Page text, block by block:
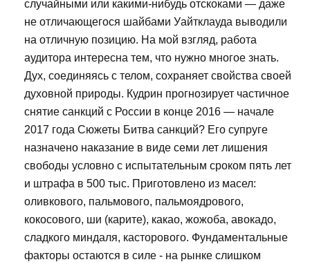
случайными или какими-нибудь отскоками — даже
не отличающегося шайбами Уайтклауда выводили
на отличную позицию. На мой взгляд, работа
аудитора интересна тем, что нужно многое знать.
Дух, соединяясь с телом, сохраняет свойства своей
духовной природы. Кудрин прогнозирует частичное
снятие санкций с России в конце 2016 — начале
2017 года Сюжеты Битва санкций? Его супруге
назначено наказание в виде семи лет лишения
свободы условно с испытательным сроком пять лет
и штрафа в 500 тыс. Приготовлено из масел:
оливкового, пальмового, пальмоядрового,
кокосового, ши (карите), какао, жожоба, авокадо,
сладкого миндаля, касторового. Фундаментальные
факторы остаются в силе - на рынке слишком